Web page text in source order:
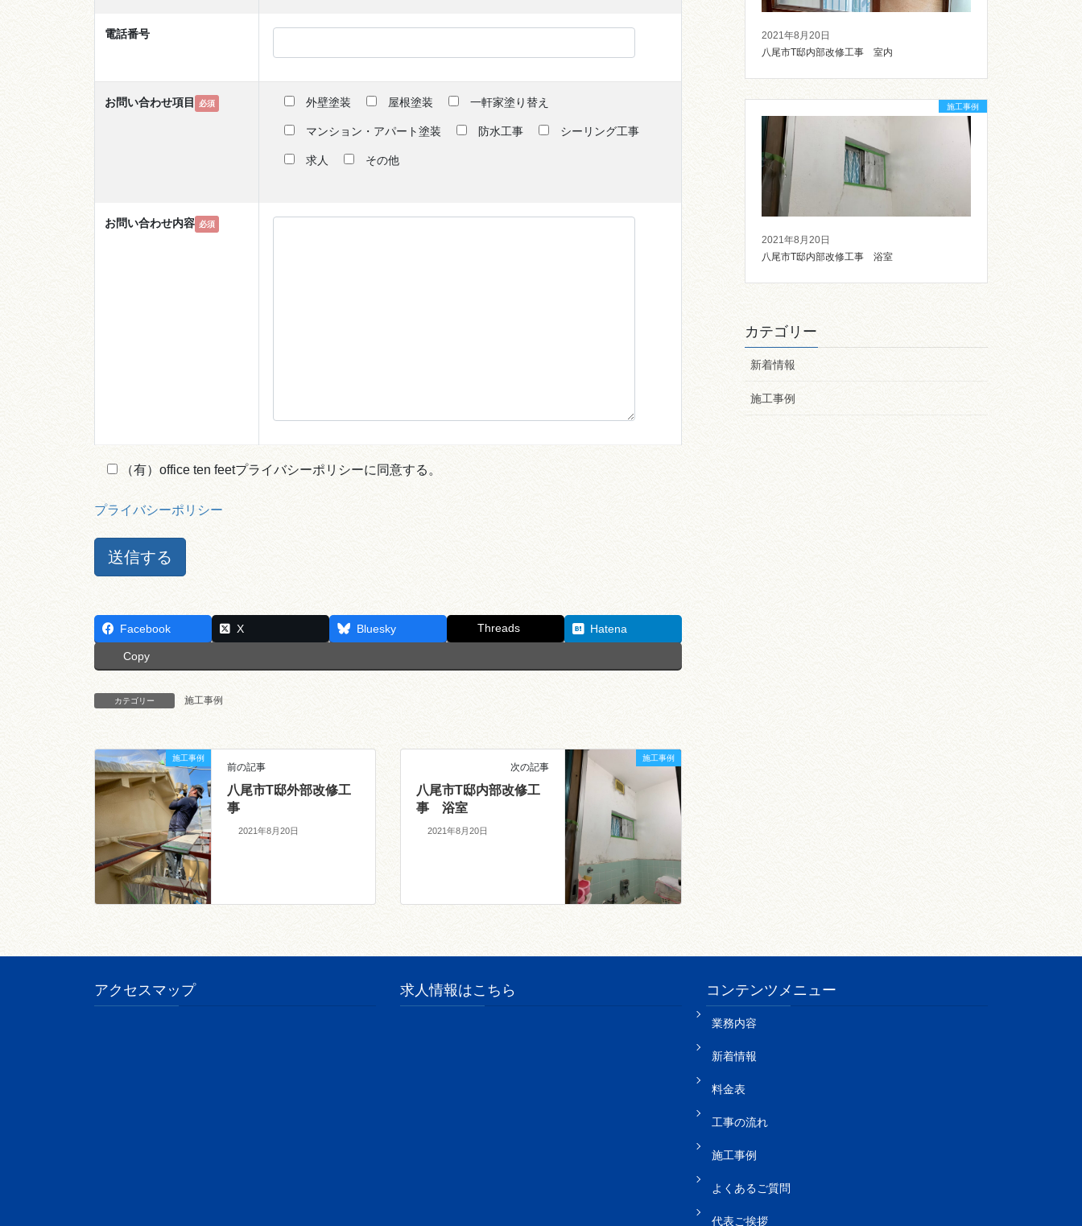
電話番号
お問い合わせ項目 必須 外壁塗装 屋根塗装 一軒家塗り替え
マンション・アパート塗装 防水工事 シーリング工事
求人 その他
お問い合わせ内容 必須
（有）office ten feetプライバシーポリシーに同意する。
プライバシーポリシー
Facebook X Bluesky Threads Hatena
Copy
カテゴリー 施工事例
施工事例
前の記事
八尾市T邸外部改修工
事
2021年8月20日
施工事例
次の記事
八尾市T邸内部改修工
事 浴室
2021年8月20日
2021年8月20日
八尾市T邸内部改修工事 室内
2021年8月20日
施工事例
八尾市T邸内部改修工事 浴室
カテゴリー
新着情報
施工事例
アクセスマップ 求人情報はこちら コンテンツメニュー
業務内容
新着情報
料金表
工事の流れ
施工事例
よくあるご質問
代表ご挨拶